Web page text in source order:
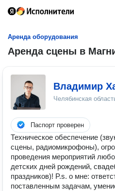
Аренда оборудования
Аренда сцены в
Владимир
Челябинская
Паспорт проверен
Техническое обеспечение
сцены, радиомикрофоны),
проведения мероприятий
детских дней рождений,
праздников)! P.s. о мне:
поставленным задачам,